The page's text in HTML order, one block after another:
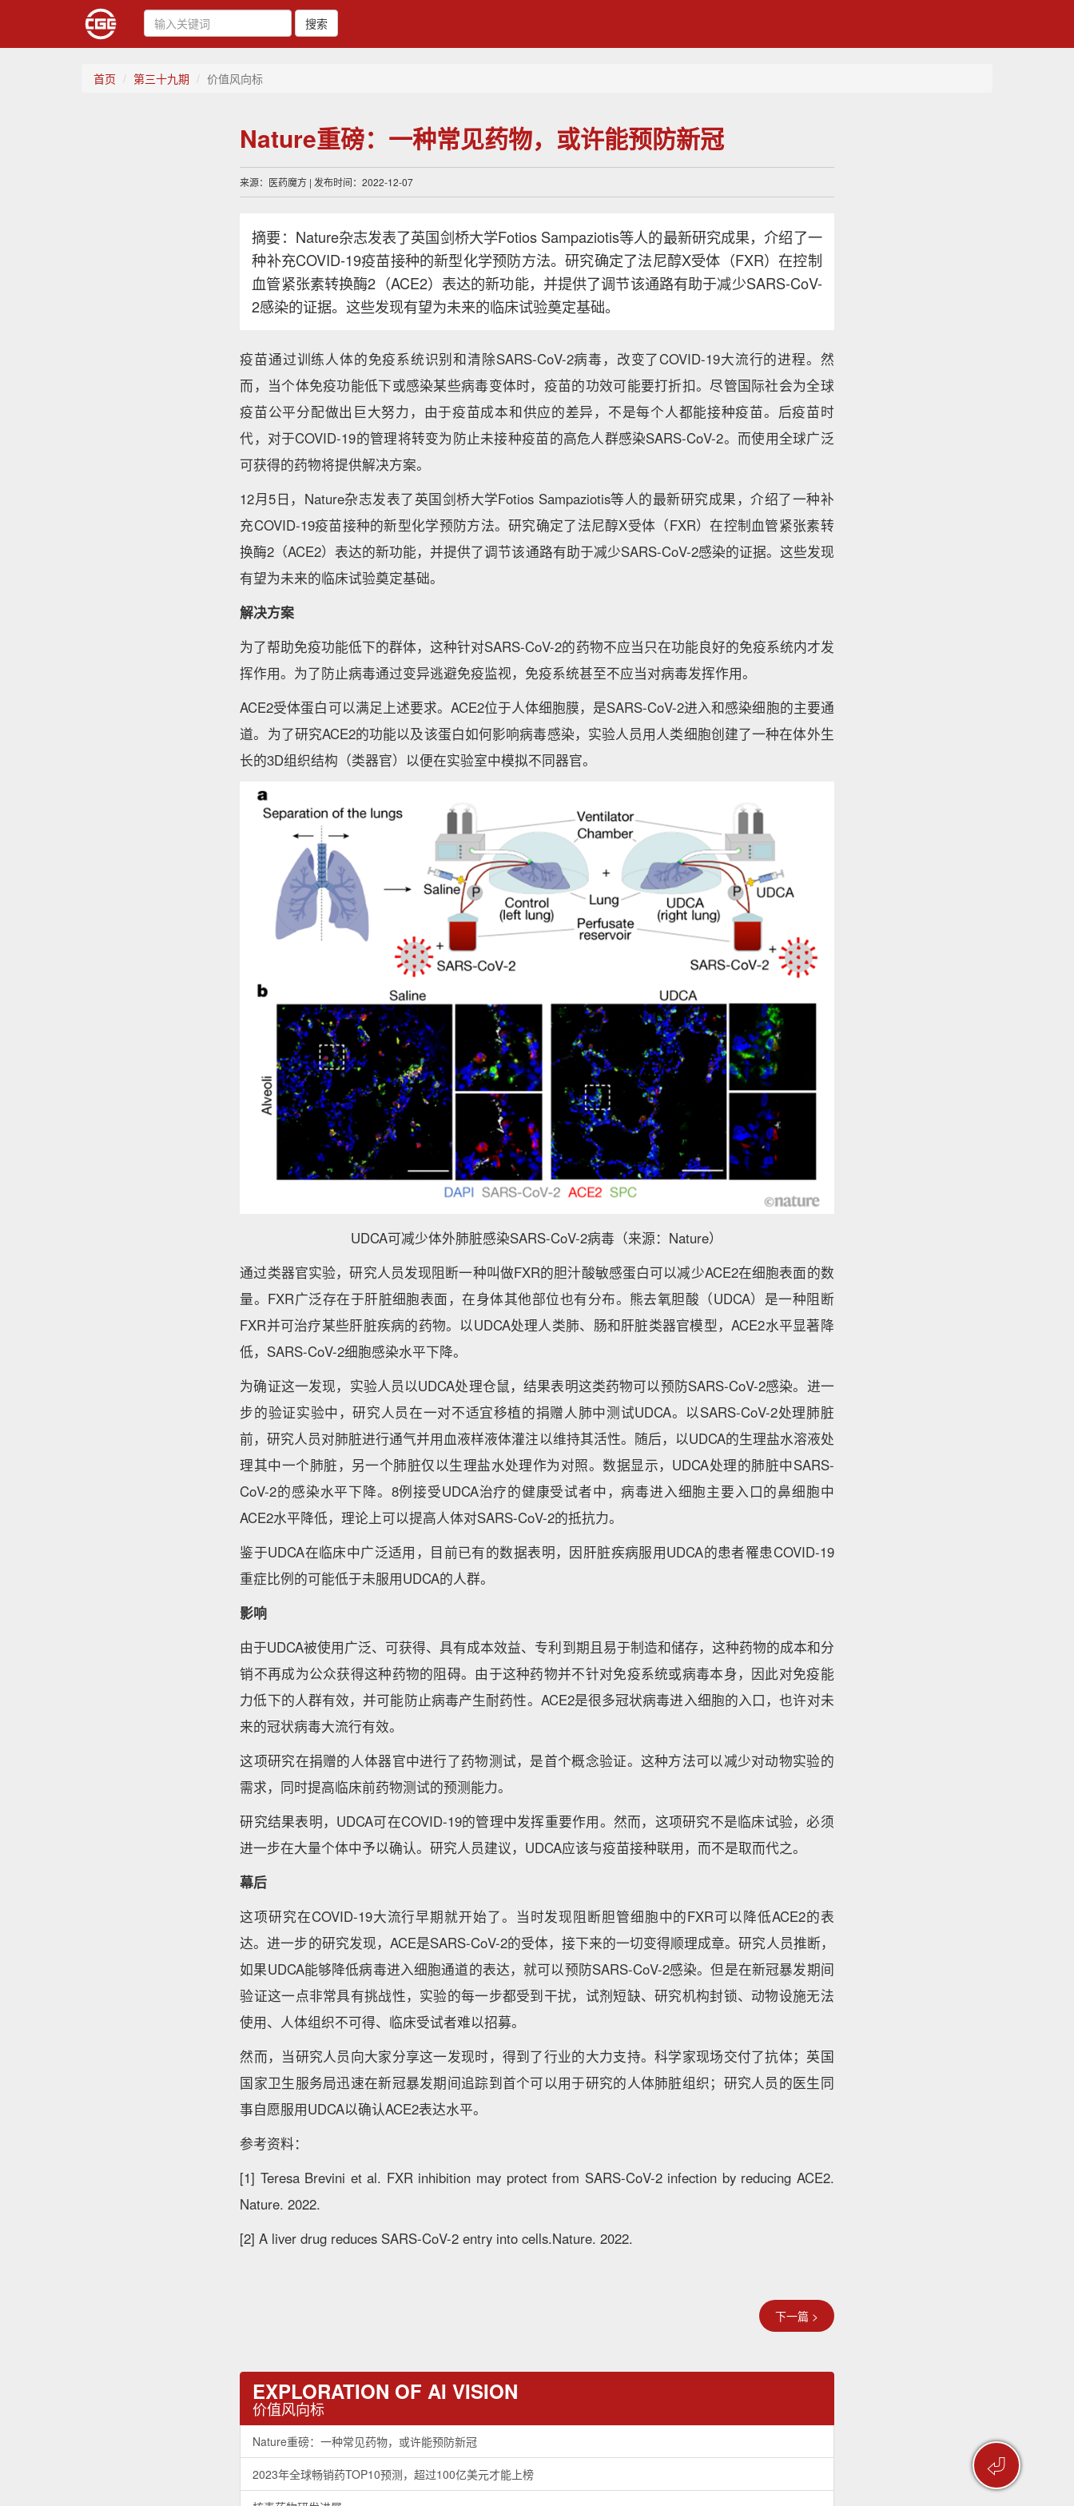
搜索
首页 第三十九期 价值风向标
⏎
Nature重磅：一种常见药物，或许能预防新冠
来源：医药魔方 | 发布时间：2022-12-07
摘要：Nature杂志发表了英国剑桥大学Fotios Sampaziotis等人的最新研究成果，介绍了一
种补充COVID-19疫苗接种的新型化学预防方法。研究确定了法尼醇X受体（FXR）在控制
血管紧张素转换酶2（ACE2）表达的新功能，并提供了调节该通路有助于减少SARS-CoV-
2感染的证据。这些发现有望为未来的临床试验奠定基础。
疫苗通过训练人体的免疫系统识别和清除SARS-CoV-2病毒，改变了COVID-19大流行的进程。然
而，当个体免疫功能低下或感染某些病毒变体时，疫苗的功效可能要打折扣。尽管国际社会为全球
疫苗公平分配做出巨大努力，由于疫苗成本和供应的差异，不是每个人都能接种疫苗。后疫苗时
代，对于COVID-19的管理将转变为防止未接种疫苗的高危人群感染SARS-CoV-2。而使用全球广泛
可获得的药物将提供解决方案。
12月5日，Nature杂志发表了英国剑桥大学Fotios Sampaziotis等人的最新研究成果，介绍了一种补
充COVID-19疫苗接种的新型化学预防方法。研究确定了法尼醇X受体（FXR）在控制血管紧张素转
换酶2（ACE2）表达的新功能，并提供了调节该通路有助于减少SARS-CoV-2感染的证据。这些发现
有望为未来的临床试验奠定基础。
解决方案
为了帮助免疫功能低下的群体，这种针对SARS-CoV-2的药物不应当只在功能良好的免疫系统内才发
挥作用。为了防止病毒通过变异逃避免疫监视，免疫系统甚至不应当对病毒发挥作用。
ACE2受体蛋白可以满足上述要求。ACE2位于人体细胞膜，是SARS-CoV-2进入和感染细胞的主要通
道。为了研究ACE2的功能以及该蛋白如何影响病毒感染，实验人员用人类细胞创建了一种在体外生
长的3D组织结构（类器官）以便在实验室中模拟不同器官。
UDCA可减少体外肺脏感染SARS-CoV-2病毒（来源：Nature）
通过类器官实验，研究人员发现阻断一种叫做FXR的胆汁酸敏感蛋白可以减少ACE2在细胞表面的数
量。FXR广泛存在于肝脏细胞表面，在身体其他部位也有分布。熊去氧胆酸（UDCA）是一种阻断
FXR并可治疗某些肝脏疾病的药物。以UDCA处理人类肺、肠和肝脏类器官模型，ACE2水平显著降
低，SARS-CoV-2细胞感染水平下降。
为确证这一发现，实验人员以UDCA处理仓鼠，结果表明这类药物可以预防SARS-CoV-2感染。进一
步的验证实验中，研究人员在一对不适宜移植的捐赠人肺中测试UDCA。以SARS-CoV-2处理肺脏
前，研究人员对肺脏进行通气并用血液样液体灌注以维持其活性。随后，以UDCA的生理盐水溶液处
理其中一个肺脏，另一个肺脏仅以生理盐水处理作为对照。数据显示，UDCA处理的肺脏中SARS-
CoV-2的感染水平下降。8例接受UDCA治疗的健康受试者中，病毒进入细胞主要入口的鼻细胞中
ACE2水平降低，理论上可以提高人体对SARS-CoV-2的抵抗力。
鉴于UDCA在临床中广泛适用，目前已有的数据表明，因肝脏疾病服用UDCA的患者罹患COVID-19
重症比例的可能低于未服用UDCA的人群。
影响
由于UDCA被使用广泛、可获得、具有成本效益、专利到期且易于制造和储存，这种药物的成本和分
销不再成为公众获得这种药物的阻碍。由于这种药物并不针对免疫系统或病毒本身，因此对免疫能
力低下的人群有效，并可能防止病毒产生耐药性。ACE2是很多冠状病毒进入细胞的入口，也许对未
来的冠状病毒大流行有效。
这项研究在捐赠的人体器官中进行了药物测试，是首个概念验证。这种方法可以减少对动物实验的
需求，同时提高临床前药物测试的预测能力。
研究结果表明，UDCA可在COVID-19的管理中发挥重要作用。然而，这项研究不是临床试验，必须
进一步在大量个体中予以确认。研究人员建议，UDCA应该与疫苗接种联用，而不是取而代之。
幕后
这项研究在COVID-19大流行早期就开始了。当时发现阻断胆管细胞中的FXR可以降低ACE2的表
达。进一步的研究发现，ACE是SARS-CoV-2的受体，接下来的一切变得顺理成章。研究人员推断，
如果UDCA能够降低病毒进入细胞通道的表达，就可以预防SARS-CoV-2感染。但是在新冠暴发期间
验证这一点非常具有挑战性，实验的每一步都受到干扰，试剂短缺、研究机构封锁、动物设施无法
使用、人体组织不可得、临床受试者难以招募。
然而，当研究人员向大家分享这一发现时，得到了行业的大力支持。科学家现场交付了抗体；英国
国家卫生服务局迅速在新冠暴发期间追踪到首个可以用于研究的人体肺脏组织；研究人员的医生同
事自愿服用UDCA以确认ACE2表达水平。
参考资料：
[1] Teresa Brevini et al. FXR inhibition may protect from SARS-CoV-2 infection by reducing ACE2.
Nature. 2022.
[2] A liver drug reduces SARS-CoV-2 entry into cells.Nature. 2022.
下一篇 >
EXPLORATION OF AI VISION
价值风向标
Nature重磅：一种常见药物，或许能预防新冠
2023年全球畅销药TOP10预测，超过100亿美元才能上榜